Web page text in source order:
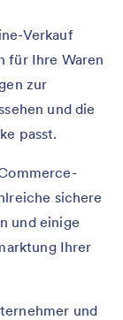
Verkauf
für Ihre Waren
zur
und die
passt.
sichere
und einige
Ihrer
und